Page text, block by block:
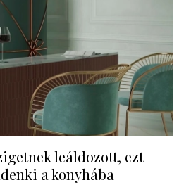
leáldozott, ezt
a konyhába